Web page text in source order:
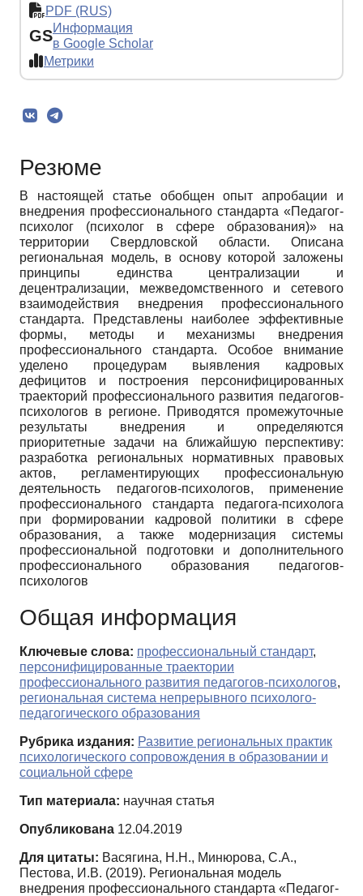
PDF (RUS)
GSИнформация
в Google Scholar
Метрики
Резюме
В настоящей статье обобщен опыт апробации и
внедрения профессионального стандарта «Педагог-
психолог (психолог в сфере образования)» на
территории Свердловской области. Описана
региональная модель, в основу которой заложены
принципы единства централизации и
децентрализации, межведомственного и сетевого
взаимодействия внедрения профессионального
стандарта. Представлены наиболее эффективные
формы, методы и механизмы внедрения
профессионального стандарта. Особое внимание
уделено процедурам выявления кадровых
дефицитов и построения персонифицированных
траекторий профессионального развития педагогов-
психологов в регионе. Приводятся промежуточные
результаты внедрения и определяются
приоритетные задачи на ближайшую перспективу:
разработка региональных нормативных правовых
актов, регламентирующих профессиональную
деятельность педагогов-психологов, применение
профессионального стандарта педагога-психолога
при формировании кадровой политики в сфере
образования, а также модернизация системы
профессиональной подготовки и дополнительного
профессионального образования педагогов-
психологов
Общая информация
Ключевые слова: профессиональный стандарт,
персонифицированные траектории
профессионального развития педагогов-психологов,
региональная система непрерывного психолого-
педагогического образования
Рубрика издания: Развитие региональных практик
психологического сопровождения в образовании и
социальной сфере
Тип материала: научная статья
Опубликована 12.04.2019
Для цитаты: Васягина, Н.Н., Минюрова, С.А.,
Пестова, И.В. (2019). Региональная модель
внедрения профессионального стандарта «Педагог-